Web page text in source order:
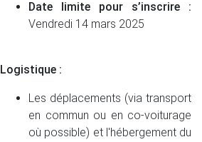
Date limite pour s’inscrire :
Vendredi 14 mars 2025
Logistique :
Les déplacements (via transport
en commun ou en co-voiturage
où possible) et l'hébergement du